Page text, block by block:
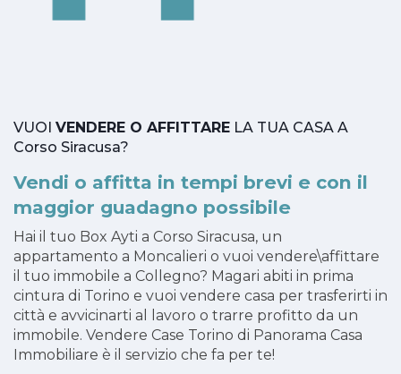
VUOI VENDERE O AFFITTARE LA TUA CASA A
Corso Siracusa?
Vendi o affitta in tempi brevi e con il
maggior guadagno possibile
Hai il tuo Box Ayti a Corso Siracusa, un
appartamento a Moncalieri o vuoi vendere\affittare
il tuo immobile a Collegno? Magari abiti in prima
cintura di Torino e vuoi vendere casa per trasferirti in
città e avvicinarti al lavoro o trarre profitto da un
immobile. Vendere Case Torino di Panorama Casa
Immobiliare è il servizio che fa per te!